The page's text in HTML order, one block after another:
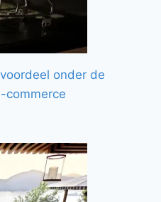
onder de
commerce